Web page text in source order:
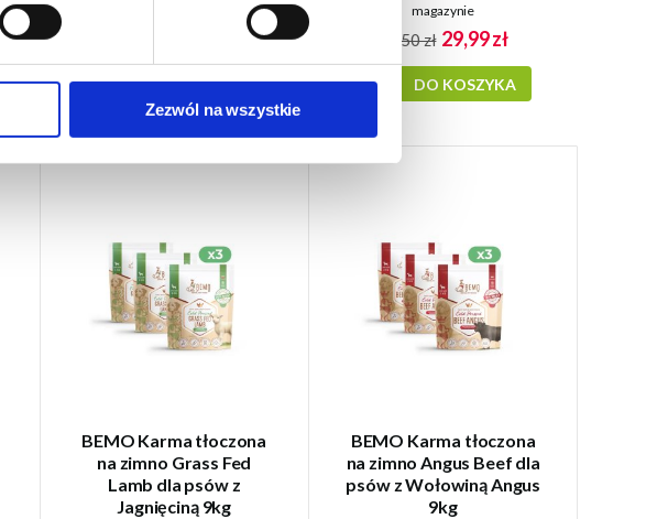
Zezwól na wszystkie
DO KOSZYKA
magazynie
33,50 zł 29,99 zł
DO KOSZYKA
BEMO Karma tłoczona
na zimno Grass Fed
Lamb dla psów z
Jagnięciną 9kg
BEMO Karma tłoczona
na zimno Angus Beef dla
psów z Wołowiną Angus
9kg